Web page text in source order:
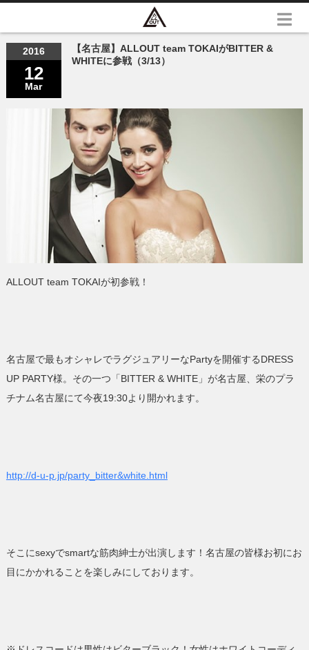
2016
12
Mar
【名古屋】ALLOUT team TOKAIがBITTER &
WHITEに参戦（3/13）
ALLOUT team TOKAIが初参戦！
名古屋で最もオシャレでラグジュアリーなPartyを開催するDRESS
UP PARTY様。その一つ「BITTER & WHITE」が名古屋、栄のプラ
チナム名古屋にて今夜19:30より開かれます。
http://d-u-p.jp/party_bitter&white.html
そこにsexyでsmartな筋肉紳士が出演します！名古屋の皆様お初にお
目にかかれることを楽しみにしております。